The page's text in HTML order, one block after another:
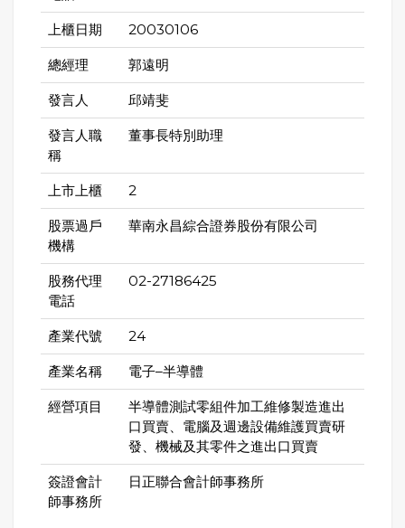
上櫃日期 20030106
總經理 郭遠明
發言人 邱靖斐
發言人職
稱
董事長特別助理
上市上櫃 2
股票過戶
機構
華南永昌綜合證券股份有限公司
股務代理
電話
02-27186425
產業代號 24
產業名稱 電子–半導體
經營項目
半導體測試零組件加工維修製造進出
口買賣、電腦及週邊設備維護買賣研
發、機械及其零件之進出口買賣
簽證會計
師事務所
日正聯合會計師事務所